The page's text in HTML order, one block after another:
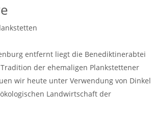
entfernt liegt die Benediktinerabtei
der ehemaligen Plankstettener
wir heute unter Verwendung von Dinkel
Landwirtschaft der